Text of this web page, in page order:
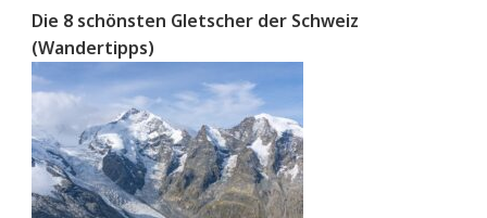
Die 8 schönsten Gletscher der Schweiz
(Wandertipps)